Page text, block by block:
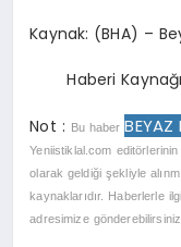
Kaynak: (BHA) –
Haberi
Not : Bu haber
Yeniistiklal.com
olarak geldiği şekliyle
kaynaklarıdır. Haberlerle
adresimize gönderebilirsiniz.